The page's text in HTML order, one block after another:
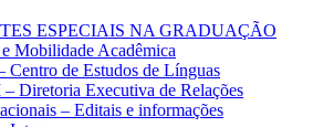
ESPECIAIS NA GRADUAÇÃO
Mobilidade Acadêmica
Centro de Estudos de Línguas
Diretoria Executiva de Relações
– Editais e informações